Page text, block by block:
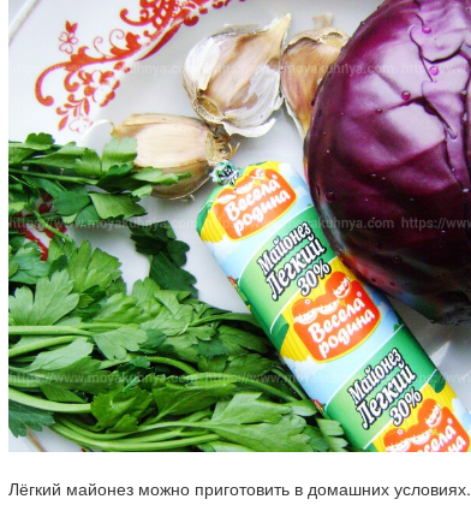
Лёгкий майонез можно приготовить в домашних условиях.